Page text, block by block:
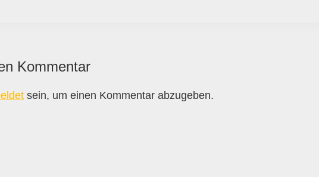
Kommentar
sein, um einen Kommentar abzugeben.